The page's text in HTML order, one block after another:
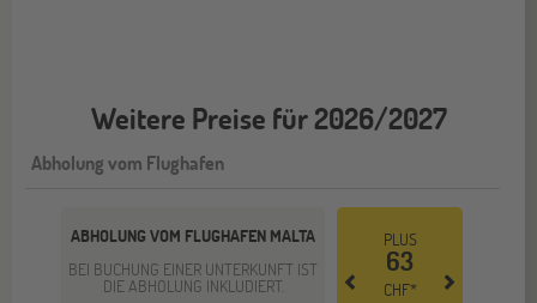
Weitere Preise für 2026/2027
Abholung vom Flughafen
ABHOLUNG VOM FLUGHAFEN MALTA
BEI BUCHUNG EINER UNTERKUNFT IST
DIE ABHOLUNG INKLUDIERT.
PLUS
63
CHF*